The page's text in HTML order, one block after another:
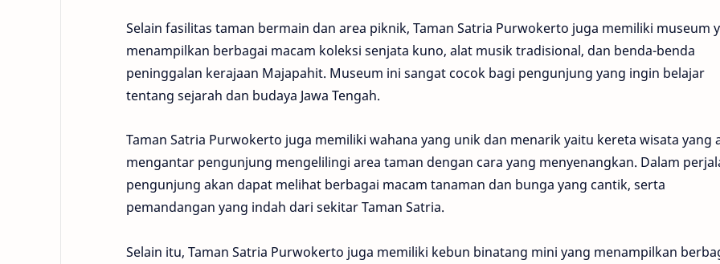
Selain fasilitas taman bermain dan area piknik, Taman Satria Purwokerto juga memiliki museum
menampilkan berbagai macam koleksi senjata kuno, alat musik tradisional, dan benda-benda
peninggalan kerajaan Majapahit. Museum ini sangat cocok bagi pengunjung yang ingin belajar
tentang sejarah dan budaya Jawa Tengah.
Taman Satria Purwokerto juga memiliki wahana yang unik dan menarik yaitu kereta wisata yang
mengantar pengunjung mengelilingi area taman dengan cara yang menyenangkan. Dalam
pengunjung akan dapat melihat berbagai macam tanaman dan bunga yang cantik, serta
pemandangan yang indah dari sekitar Taman Satria.
Selain itu, Taman Satria Purwokerto juga memiliki kebun binatang mini yang menampilkan